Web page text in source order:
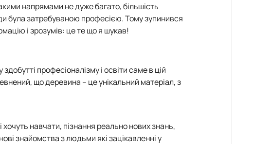
напрямами не дуже багато, більшість
була затребуваною професією. Тому зупинився
і зрозумів: це те що я шукав!
професіоналізму і освіти саме в цій
що деревина – це унікальний матеріал, з
хочуть навчати, пізнання реально нових знань,
знайомства з людьми які зацікавленні у